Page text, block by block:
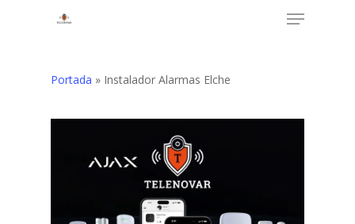
Menu
Portada » Instalador Alarmas Elche